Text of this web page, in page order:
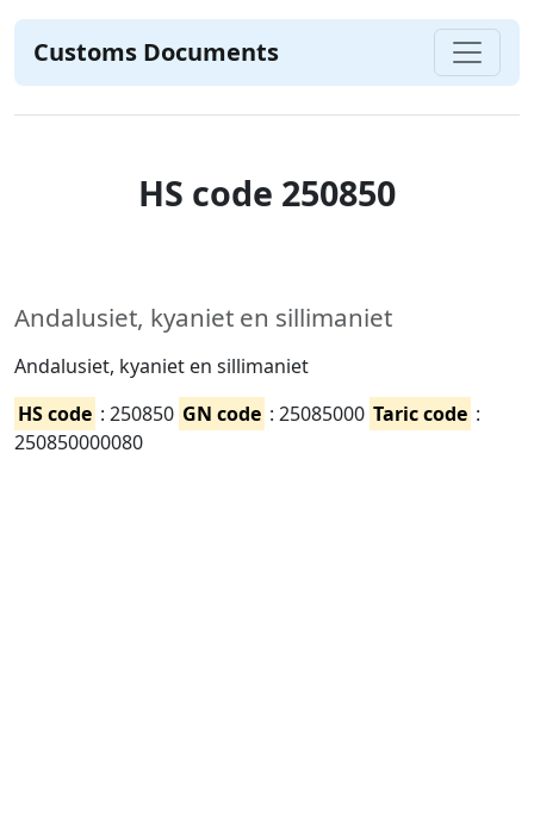
Customs Documents
HS code 250850
Andalusiet, kyaniet en sillimaniet
Andalusiet, kyaniet en sillimaniet
HS code : 250850 GN code : 25085000 Taric code :
250850000080